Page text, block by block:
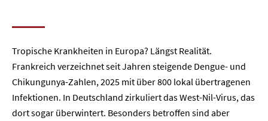
Tropische Krankheiten in Europa? Längst Realität.
Frankreich verzeichnet seit Jahren steigende Dengue- und
Chikungunya-Zahlen, 2025 mit über 800 lokal übertragenen
Infektionen. In Deutschland zirkuliert das West-Nil-Virus, das
dort sogar überwintert. Besonders betroffen sind aber